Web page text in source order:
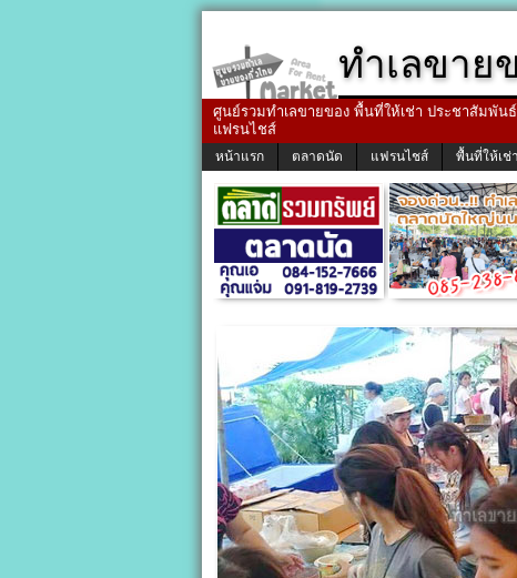
ทำเลขาย
ศูนย์รวมทำเลขายของ พื้นที่ให้เช่า ประชาสัมพัน
แฟรนไชส์
หน้าแรก ตลาดนัด แฟรนไชส์ พื้นที่ให้เช่า